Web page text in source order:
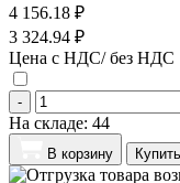
4 156.18 ₽
3 324.94 ₽
Цена с НДС/ без НДС
-
На складе: 44
В корзину